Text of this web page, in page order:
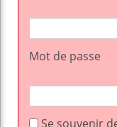
Mot de passe
Se souvenir